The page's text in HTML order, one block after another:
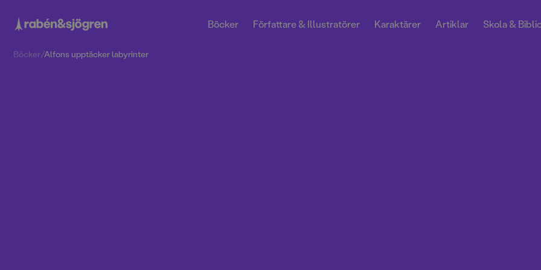
Böcker Författare & Illustratörer Karaktärer Artiklar Skola &
Böcker/Alfons upptäcker labyrinter